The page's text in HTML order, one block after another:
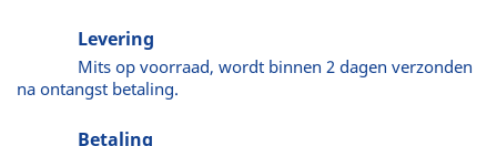
Levering
Mits op voorraad, wordt binnen 2 dagen verzonden
na ontangst betaling.
Betaling